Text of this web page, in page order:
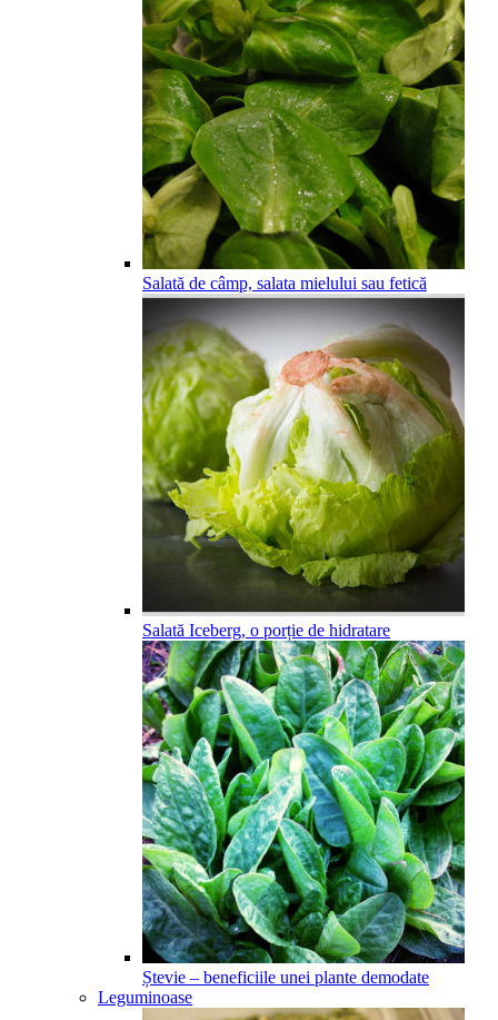
Salată de câmp, salata mielului sau fetică
Salată Iceberg, o porție de hidratare
Ștevie – beneficiile unei plante demodate
Leguminoase